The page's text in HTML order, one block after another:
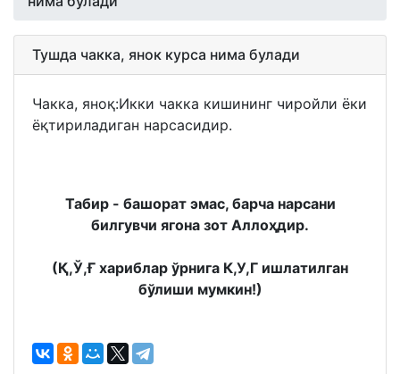
Тушда чакка, янок курса нима булади
Чакка, яноқ:Икки чакка кишининг чиройли ёки
ёқтириладиган нарсасидир.
Табир - башорат эмас, барча нарсани
билгувчи ягона зот Аллоҳдир.
(Қ,Ў,Ғ хариблар ўрнига К,У,Г ишлатилган
бўлиши мумкин!)